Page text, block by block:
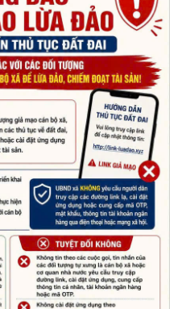
85 năm Ngày truyền thống
1941-06/06/2026) và tổ
tuổi trên địa bàn xã.
“ỨNG DỤNG TRÍ TUỆ NHÂN
2026” TRÊN ĐỊA BÀN
Công nghệ và Đổi mới
UBND xã với thanh niên,